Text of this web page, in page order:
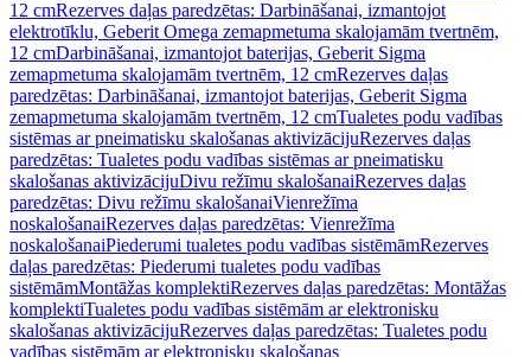
12 cmRezerves daļas paredzētas: Darbināšanai, izmantojot
elektrotīklu, Geberit Omega zemapmetuma skalojamām tvertnēm,
12 cmDarbināšanai, izmantojot baterijas, Geberit Sigma
zemapmetuma skalojamām tvertnēm, 12 cmRezerves daļas
paredzētas: Darbināšanai, izmantojot baterijas, Geberit Sigma
zemapmetuma skalojamām tvertnēm, 12 cmTualetes podu vadības
sistēmas ar pneimatisku skalošanas aktivizācijuRezerves daļas
paredzētas: Tualetes podu vadības sistēmas ar pneimatisku
skalošanas aktivizācijuDivu režīmu skalošanaiRezerves daļas
paredzētas: Divu režīmu skalošanaiVienrežīma
noskalošanaiRezerves daļas paredzētas: Vienrežīma
noskalošanaiPiederumi tualetes podu vadības sistēmāmRezerves
daļas paredzētas: Piederumi tualetes podu vadības
sistēmāmMontāžas komplektiRezerves daļas paredzētas: Montāžas
komplektiTualetes podu vadības sistēmām ar elektronisku
skalošanas aktivizācijuRezerves daļas paredzētas: Tualetes podu
vadības sistēmām ar elektronisku skalošanas